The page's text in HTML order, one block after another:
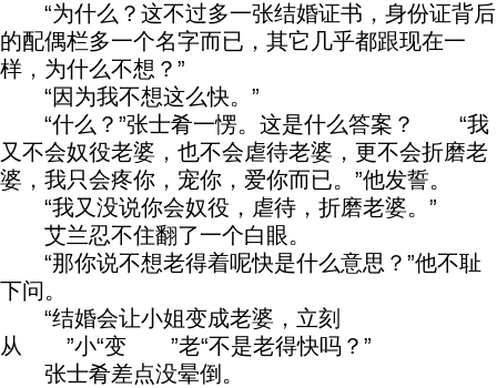
“为什么？这不过多一张结婚证书，身份证背后
的配偶栏多一个名字而已，其它几乎都跟现在一
样，为什么不想？”
“因为我不想这么快。”
“什么？”张士肴一愣。这是什么答案？ “我
又不会奴役老婆，也不会虐待老婆，更不会折磨老
婆，我只会疼你，宠你，爱你而已。”他发誓。
“我又没说你会奴役，虐待，折磨老婆。”
艾兰忍不住翻了一个白眼。
“那你说不想老得着呢快是什么意思？”他不耻
下问。
“结婚会让小姐变成老婆，立刻
从 ”小“变 ”老“不是老得快吗？”
张士肴差点没晕倒。